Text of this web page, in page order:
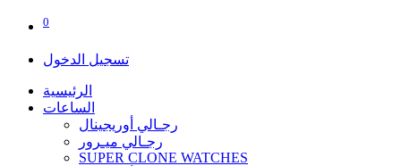
0
تسجيل الدخول
الرئيسية
الساعات
رجـالي أوريجينال
رجـالي ميـرور
SUPER CLONE WATCHES